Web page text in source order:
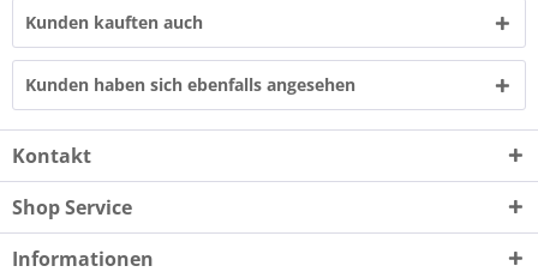
Kunden kauften auch
Kunden haben sich ebenfalls angesehen
Kontakt
Shop Service
Informationen